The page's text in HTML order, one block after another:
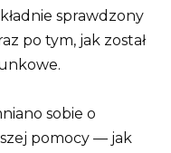
sprawdzony
po tym, jak został
sobie o
pomocy — jak